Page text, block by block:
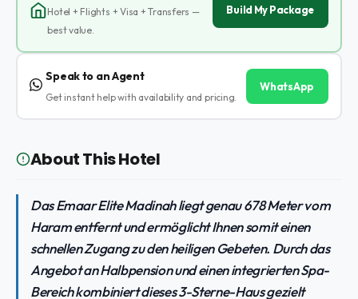
Hotel + Flights + Visa + Transfers —
best value.
Build My Package
Speak to an Agent
Get instant help with availability and pricing.
WhatsApp
About This Hotel
Das Emaar Elite Madinah liegt genau 678 Meter vom
Haram entfernt und ermöglicht Ihnen somit einen
schnellen Zugang zu den heiligen Gebeten. Durch das
Angebot an Halbpension und einen integrierten Spa-
Bereich kombiniert dieses 3-Sterne-Haus gezielt